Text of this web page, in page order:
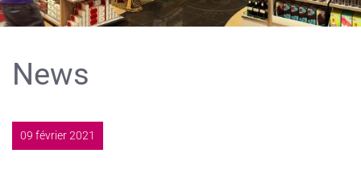
News
09 février 2021